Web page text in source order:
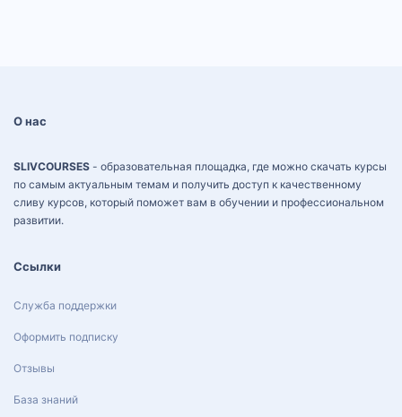
О нас
SLIVCOURSES - образовательная площадка, где можно скачать курсы
по самым актуальным темам и получить доступ к качественному
сливу курсов, который поможет вам в обучении и профессиональном
развитии.
Ссылки
Служба поддержки
Оформить подписку
Отзывы
База знаний